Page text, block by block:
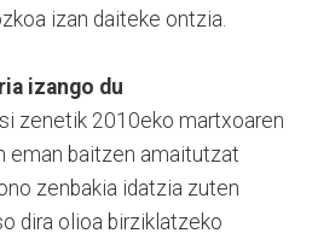
izan daiteke ontzia.
izango du
zenetik 2010eko martxoaren
eman baitzen amaitutzat
zenbakia idatzia zuten
dira olioa birziklatzeko